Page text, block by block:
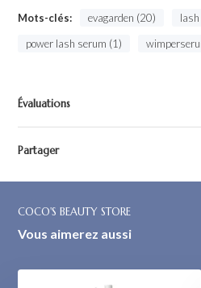
Mots-clés: evagarden (20)
power lash serum (1)
Évaluations
Partager
COCO'S BEAUTY STORE
Vous aimerez aussi